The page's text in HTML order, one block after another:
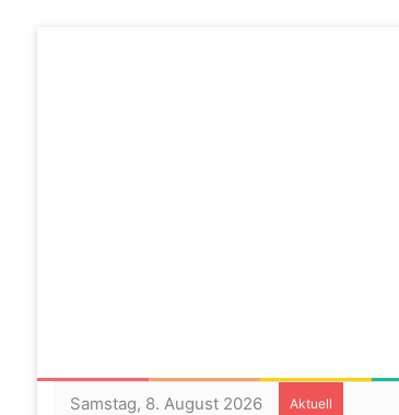
Samstag, 8. August 2026 Aktuell